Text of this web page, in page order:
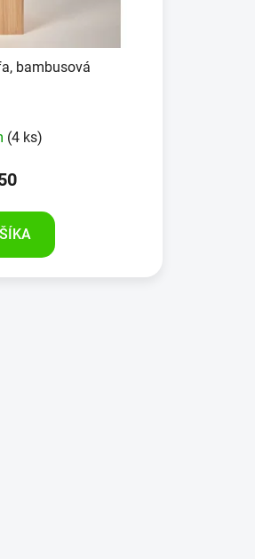
bambusová
(4 ks)